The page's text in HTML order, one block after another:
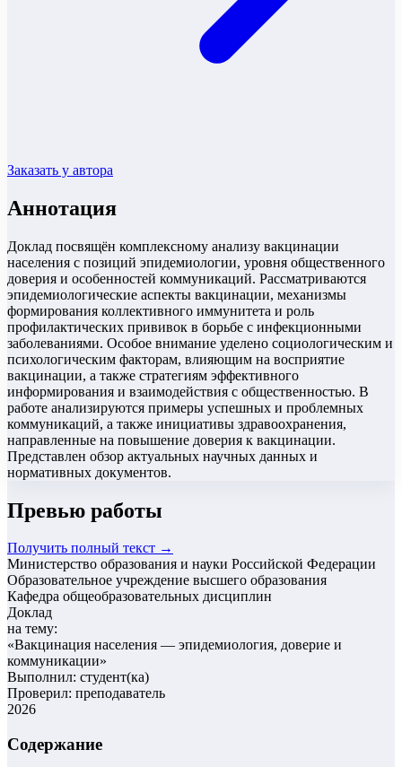
Заказать у автора
Аннотация
Доклад посвящён комплексному анализу вакцинации
населения с позиций эпидемиологии, уровня общественного
доверия и особенностей коммуникаций. Рассматриваются
эпидемиологические аспекты вакцинации, механизмы
формирования коллективного иммунитета и роль
профилактических прививок в борьбе с инфекционными
заболеваниями. Особое внимание уделено социологическим и
психологическим факторам, влияющим на восприятие
вакцинации, а также стратегиям эффективного
информирования и взаимодействия с общественностью. В
работе анализируются примеры успешных и проблемных
коммуникаций, а также инициативы здравоохранения,
направленные на повышение доверия к вакцинации.
Представлен обзор актуальных научных данных и
нормативных документов.
Превью работы
Получить полный текст →
Министерство образования и науки Российской Федерации
Образовательное учреждение высшего образования
Кафедра общеобразовательных дисциплин
Доклад
на тему:
«Вакцинация населения — эпидемиология, доверие и
коммуникации»
Выполнил: студент(ка)
Проверил: преподаватель
2026
Содержание